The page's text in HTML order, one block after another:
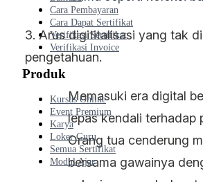
3. Arus digititalisasi yang tak
pengetahuan.
Memasuki era digital
lepas kendali terhadap
Orang tua cenderung
bersama gawainya
Cara Pembayaran
Cara Dapat Sertifikat
Verifikasi Sertifikat
Verifikasi Invoice
Produk
Kursus Online
Event Premium
Karya
Loker Guru
Semua Sertifikat
Modul Ajar